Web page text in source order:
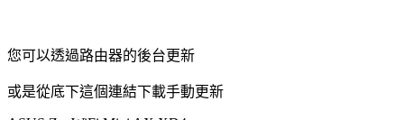
您可以透過路由器的後台更新
或是從底下這個連結下載手動更新